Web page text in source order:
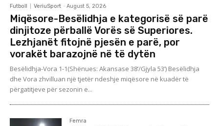
Futboll VeriuSport - August 5, 2026
Miqësore-Besëlidhja e kategorisë së parë
dinjitoze përballë Vorës së Superiores.
Lezhjanët fitojnë pjesën e parë, por
vorakët barazojnë në të dytën
Besëlidhja-Vora 1-1(Shënues: Akansase 38’/Gjyla 53’) Besëlidhja
dhe Vora zhvilluan një tjetër ndeshje miqësore në kuadër të
përgatitjeve për sezonin e...
Femra